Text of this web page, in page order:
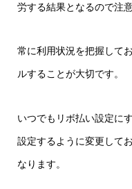
労する結果となるので注
常に利用状況を把握して
ルすることが大切です。
いつでもリボ払い設定に
設定するように変更して
なります。